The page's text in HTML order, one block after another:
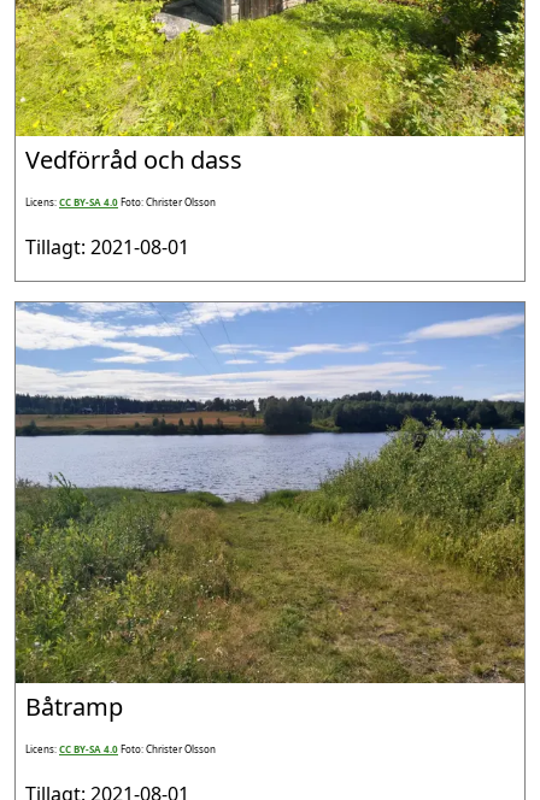
Vedförråd och dass
Licens:CC BY-SA 4.0 Foto: Christer Olsson
Tillagt: 2021-08-01
Båtramp
Licens:CC BY-SA 4.0Foto: Christer Olsson
Tillagt: 2021-08-01